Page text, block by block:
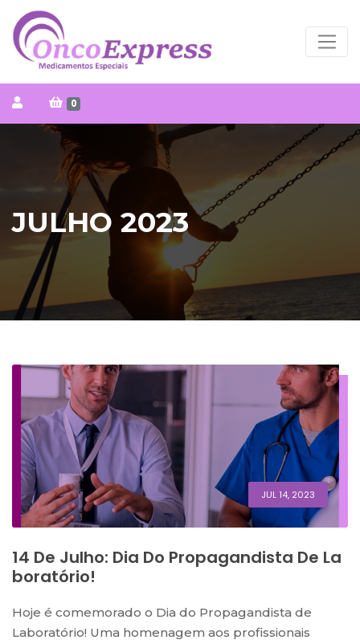
0
JULHO 2023
JUL 14, 2023
14 De Julho: Dia Do Propagandista De La
Boratório!
Hoje é comemorado o Dia do Propagandista de
Laboratório! Uma homenagem aos profissionais